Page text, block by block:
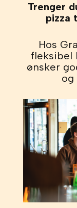
Trenger
pizza
Hos
fleksibel
ønsker
og